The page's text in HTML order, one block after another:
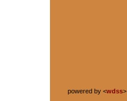
powered by <wdss>